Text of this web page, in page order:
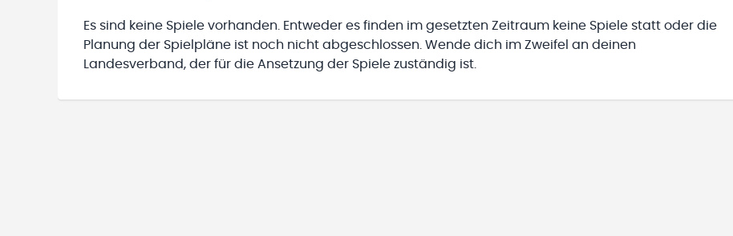
Es sind keine Spiele vorhanden. Entweder es finden im gesetzten Zeitraum keine Spiele statt oder die
Planung der Spielpläne ist noch nicht abgeschlossen. Wende dich im Zweifel an deinen
Landesverband, der für die Ansetzung der Spiele zuständig ist.